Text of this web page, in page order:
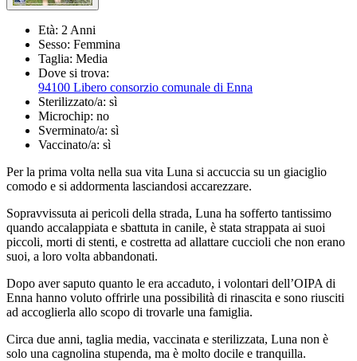
Età: 2 Anni
Sesso: Femmina
Taglia: Media
Dove si trova:
94100 Libero consorzio comunale di Enna
Sterilizzato/a: sì
Microchip: no
Sverminato/a: sì
Vaccinato/a: sì
Per la prima volta nella sua vita Luna si accuccia su un giaciglio
comodo e si addormenta lasciandosi accarezzare.
Sopravvissuta ai pericoli della strada, Luna ha sofferto tantissimo
quando accalappiata e sbattuta in canile, è stata strappata ai suoi
piccoli, morti di stenti, e costretta ad allattare cuccioli che non erano
suoi, a loro volta abbandonati.
Dopo aver saputo quanto le era accaduto, i volontari dell’OIPA di
Enna hanno voluto offrirle una possibilità di rinascita e sono riusciti
ad accoglierla allo scopo di trovarle una famiglia.
Circa due anni, taglia media, vaccinata e sterilizzata, Luna non è
solo una cagnolina stupenda, ma è molto docile e tranquilla.